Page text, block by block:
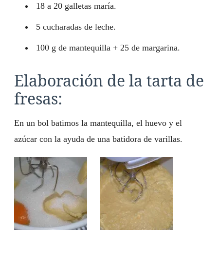
18 a 20 galletas maría.
5 cucharadas de leche.
100 g de mantequilla + 25 de margarina.
Elaboración de la tarta de
fresas:
En un bol batimos la mantequilla, el huevo y el
azúcar con la ayuda de una batidora de varillas.